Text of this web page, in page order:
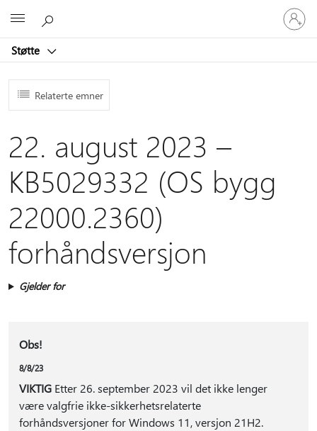
Støtte
Logg
på
kontoen
Relaterte emner
22. august 2023 –
KB5029332 (OS bygg
22000.2360)
forhåndsversjon
Gjelder for
Obs!
8/8/23
VIKTIGEtter 26. september 2023 vil det ikke lenger
være valgfrie ikke-sikkerhetsrelaterte
forhåndsversjoner for Windows 11, versjon 21H2.